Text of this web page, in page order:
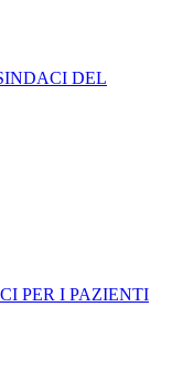
DEL
PER I PAZIENTI